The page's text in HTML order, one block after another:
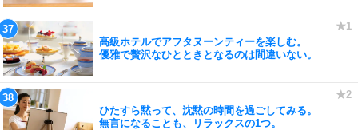
高級ホテルでアフタヌーンティーを楽しむ。
優雅で贅沢なひとときとなるのは間違いない。
ひたすら黙って、沈黙の時間を過ごしてみる。
無言になることも、リラックスの1つ。